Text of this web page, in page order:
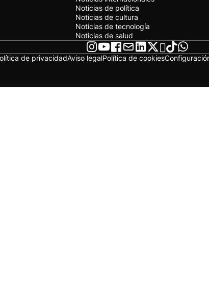
Noticias de política
Noticias de cultura
Noticias de tecnología
Noticias de salud
de privacidadAviso legalPolítica de cookies